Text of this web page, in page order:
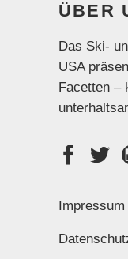
ÜBER
Das Ski-
USA
Facetten –
Impressum